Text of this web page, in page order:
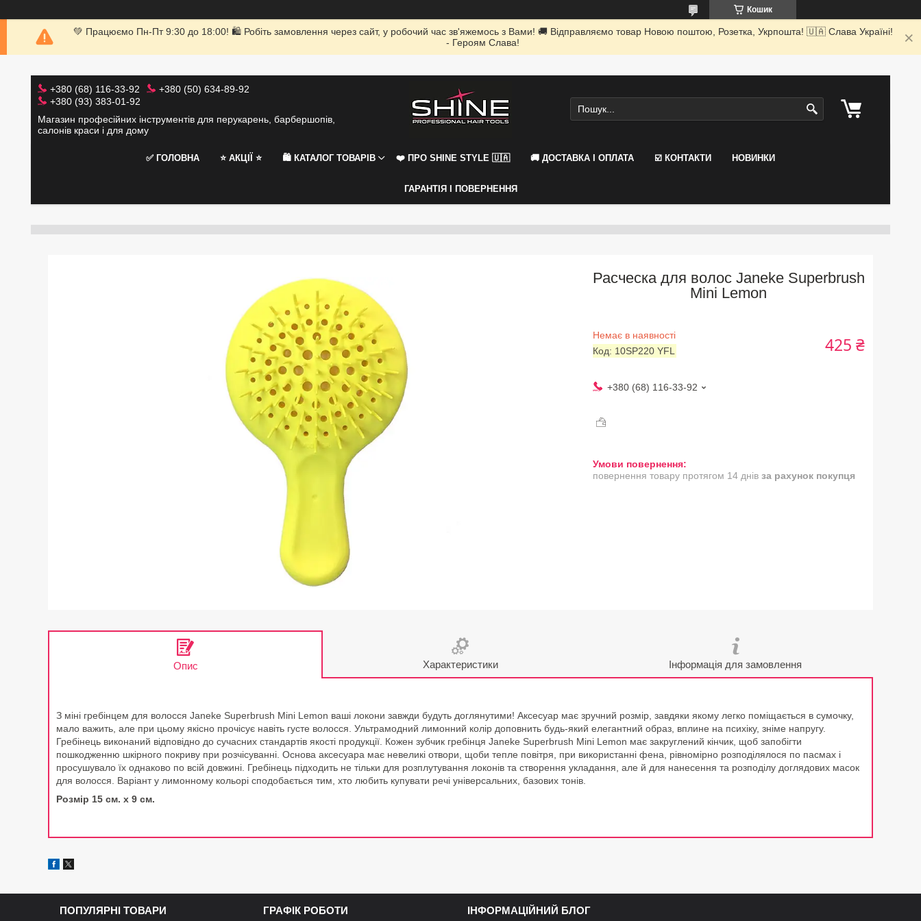
Кошик
💚 Працюємо Пн-Пт 9:30 до 18:00! 🛍 Робіть замовлення через сайт, у робочий час зв'яжемось з Вами! 🚚 Відправляємо товар Новою поштою, Розетка, Укрпошта! 🇺🇦 Слава Україні!
- Героям Слава!
+380 (68) 116-33-92
+380 (50) 634-89-92
+380 (93) 383-01-92
Магазин професійних інструментів для перукарень, барбершопів,
салонів краси і для дому
✅ ГОЛОВНА ⭐️ АКЦІЇ ⭐️ 🛍 КАТАЛОГ ТОВАРІВ ❤️ ПРО SHINE STYLE 🇺🇦 🚚 ДОСТАВКА І ОПЛАТА ☑️ КОНТАКТИ НОВИНКИ
ГАРАНТІЯ І ПОВЕРНЕННЯ
Расческа для волос Janeke Superbrush
Mini Lemon
Немає в наявності
Код: 10SP220 YFL 425 ₴
+380 (68) 116-33-92
повернення товару протягом 14 днів за рахунок покупця
Опис Характеристики Інформація для замовлення
З міні гребінцем для волосся Janeke Superbrush Mini Lemon ваші локони завжди будуть доглянутими! Аксесуар має зручний розмір, завдяки якому легко поміщається в сумочку,
мало важить, але при цьому якісно прочісує навіть густе волосся. Ультрамодний лимонний колір доповнить будь-який елегантний образ, вплине на психіку, зніме напругу.
Гребінець виконаний відповідно до сучасних стандартів якості продукції. Кожен зубчик гребінця Janeke Superbrush Mini Lemon має закруглений кінчик, щоб запобігти
пошкодженню шкірного покриву при розчісуванні. Основа аксесуара має невеликі отвори, щоби тепле повітря, при використанні фена, рівномірно розподілялося по пасмах і
просушувало їх однаково по всій довжині. Гребінець підходить не тільки для розплутування локонів та створення укладання, але й для нанесення та розподілу доглядових масок
для волосся. Варіант у лимонному кольорі сподобається тим, хто любить купувати речі універсальних, базових тонів.
Розмір 15 см. х 9 см.
ПОПУЛЯРНІ ТОВАРИ ГРАФІК РОБОТИ ІНФОРМАЦІЙНИЙ БЛОГ